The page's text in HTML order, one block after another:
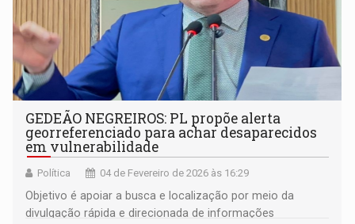
GEDEÃO NEGREIROS: PL propõe alerta
georreferenciado para achar desaparecidos
em vulnerabilidade
Política 04 de Fevereiro de 2026 às 16:29
Objetivo é apoiar a busca e localização por meio da
divulgação rápida e direcionada de informações